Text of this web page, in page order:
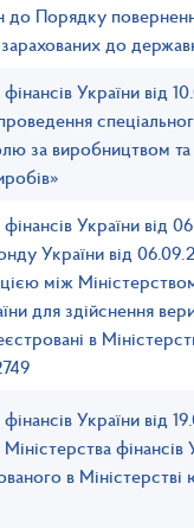
Порядку
до
фінансів України
за виробництвом
фінансів України
України від
між
для здійснення
в
фінансів України
в Міністерстві